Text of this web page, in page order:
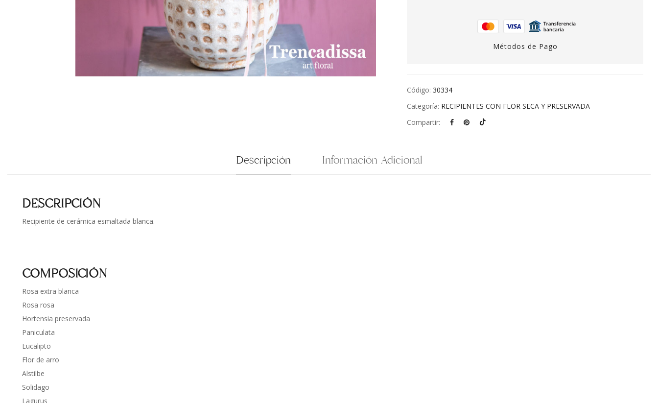
Métodos de Pago
Código:30334
Categoría: RECIPIENTES CON FLOR SECA Y PRESERVADA
Compartir:
Descripción Información Adicional
DESCRIPCIÓN
Recipiente de cerámica esmaltada blanca.
COMPOSICIÓN
Rosa extra blanca
Rosa rosa
Hortensia preservada
Paniculata
Eucalipto
Flor de arro
Alstilbe
Solidago
Lagurus